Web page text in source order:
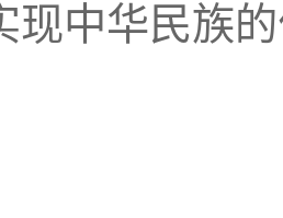
现中华民族